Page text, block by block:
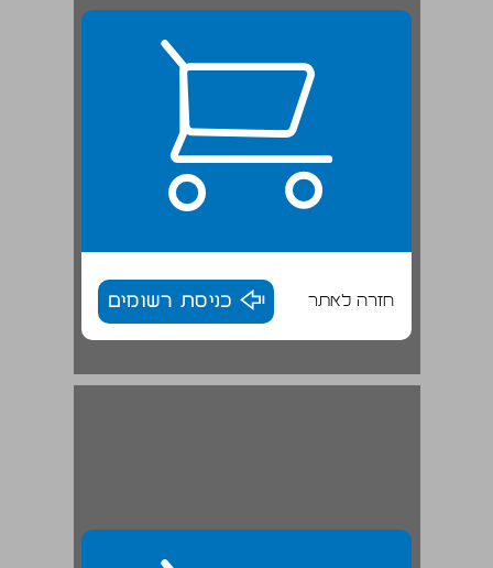
חזרה לאתר כניסת רשומים